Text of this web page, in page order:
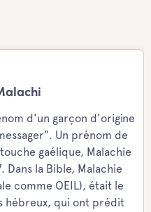
d'un garçon d'origine
Un prénom de
gaélique, Malachie
Dans la Bible, Malachie
comme OEIL), était le
hébreux, qui ont prédit